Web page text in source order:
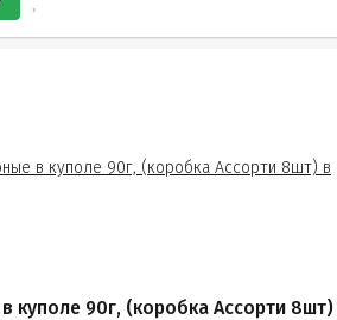
куполе 90г, (коробка Ассорти 8шт)